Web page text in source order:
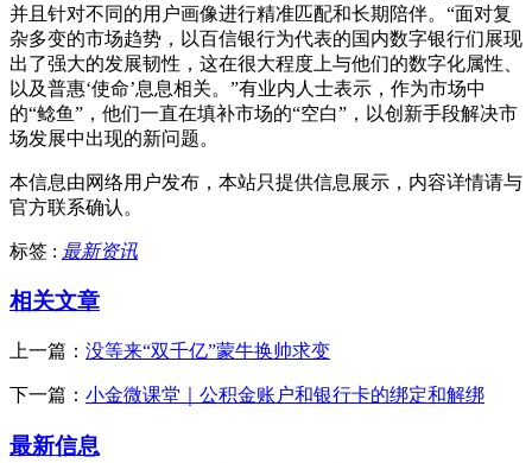
并且针对不同的用户画像进行精准匹配和长期陪伴。“面对复
杂多变的市场趋势，以百信银行为代表的国内数字银行们展现
出了强大的发展韧性，这在很大程度上与他们的数字化属性、
以及普惠‘使命’息息相关。”有业内人士表示，作为市场中
的“鲶鱼”，他们一直在填补市场的“空白”，以创新手段解决市
场发展中出现的新问题。
本信息由网络用户发布， 本站只提供信息展示，内容详情请与
官方联系确认。
标签 : 最新资讯
相关文章
上一篇： 没等来“双千亿”蒙牛换帅求变
下一篇： 小金微课堂｜公积金账户和银行卡的绑定和解绑
最新信息